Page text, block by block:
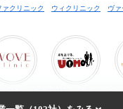
ァクリニック ウィクリニック
ヴ
クリニック中
目黒
UOMO（ウオモ） エイ